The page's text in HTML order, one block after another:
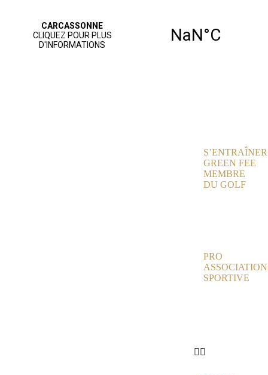
S’ENTRAÎNER
GREEN FEE
MEMBRE
DU GOLF
PRO
ASSOCIATION
SPORTIVE